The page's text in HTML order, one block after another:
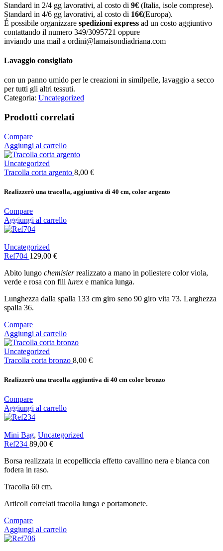
Standard in 2/4 gg lavorativi, al costo di 9€ (Italia, isole comprese).
Standard in 4/6 gg lavorativi, al costo di 16€(Europa).
É possibile organizzare spedizioni express ad un costo aggiuntivo
contattando il numero 349/3095721 oppure
inviando una mail a ordini@lamaisondiadriana.com
Lavaggio consigliato
con un panno umido per le creazioni in similpelle, lavaggio a secco
per tutti gli altri tessuti.
Categoria: Uncategorized
Prodotti correlati
Compare
Aggiungi al carrello
Uncategorized
Tracolla corta argento 8,00 €
Realizzerò una tracolla, aggiuntiva di 40 cm, color argento
Compare
Aggiungi al carrello
Uncategorized
Ref704 129,00 €
Abito lungo chemisierrealizzato a mano in poliestere color viola,
verde e rosa con fili lurex e manica lunga.
Lunghezza dalla spalla 133 cm giro seno 90 giro vita 73. Larghezza
spalla 36.
Compare
Aggiungi al carrello
Uncategorized
Tracolla corta bronzo 8,00 €
Realizzerò una tracolla aggiuntiva di 40 cm color bronzo
Compare
Aggiungi al carrello
Mini Bag, Uncategorized
Ref234 89,00 €
Borsa realizzata in ecopelliccia effetto cavallino nera e bianca con
fodera in raso.
Tracolla 60 cm.
Articoli correlati tracolla lunga e portamonete.
Compare
Aggiungi al carrello